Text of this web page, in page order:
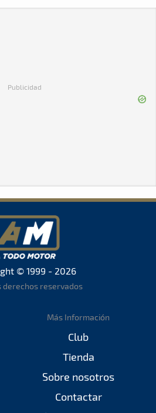
Publicidad
© 1999 - 2026
derechos reservados
Más Información
Club
Tienda
Sobre nosotros
Contactar